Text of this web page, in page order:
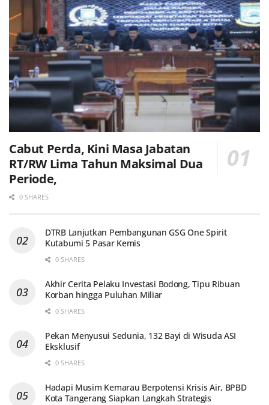
Cabut Perda, Kini Masa Jabatan
RT/RW Lima Tahun Maksimal Dua
Periode,
0 SHARES
DTRB Lanjutkan Pembangunan GSG One Spirit
Kutabumi 5 Pasar Kemis
0 SHARES
Akhir Cerita Pelaku Investasi Bodong, Tipu Ribuan
Korban hingga Puluhan Miliar
0 SHARES
Pekan Menyusui Sedunia, 132 Bayi di Wisuda ASI
Eksklusif
0 SHARES
Hadapi Musim Kemarau Berpotensi Krisis Air, BPBD
Kota Tangerang Siapkan Langkah Strategis